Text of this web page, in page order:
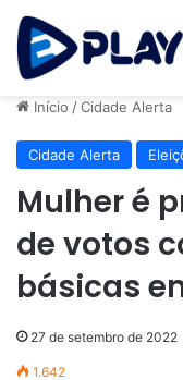
Início /Cidade Alerta
Cidade Alerta
Mulher é
de votos
básicas
27 de setembro de 2022
1.642